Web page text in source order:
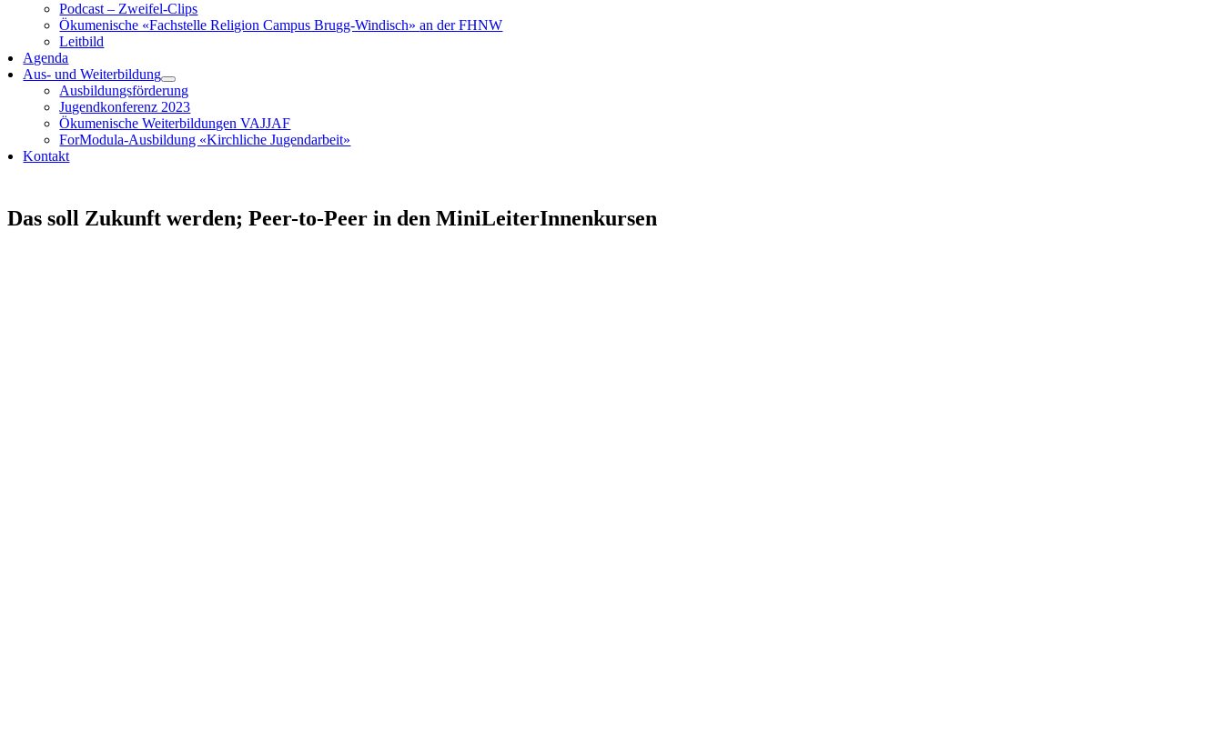
Podcast – Zweifel-Clips
Ökumenische «Fachstelle Religion Campus Brugg-Windisch»an der FHNW
Leitbild
Agenda
Aus- und Weiterbildung
Ausbildungsförderung
Jugendkonferenz 2023
Ökumenische Weiterbildungen VAJJAF
ForModula-Ausbildung «Kirchliche Jugendarbeit»
Kontakt
Das soll Zukunft werden; Peer-to-Peer in den MiniLeiterInnenkursen